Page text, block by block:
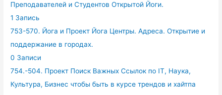
Преподавателей и Студентов Открытой Йоги.
1 Запись
753-570. Йога и Проект Йога Центры. Адреса. Открытие и
поддержание в городах.
0 Записи
754.-504. Проект Поиск Важных Ссылок по IT, Наука,
Культура, Бизнес чтобы быть в курсе трендов и хайтпа